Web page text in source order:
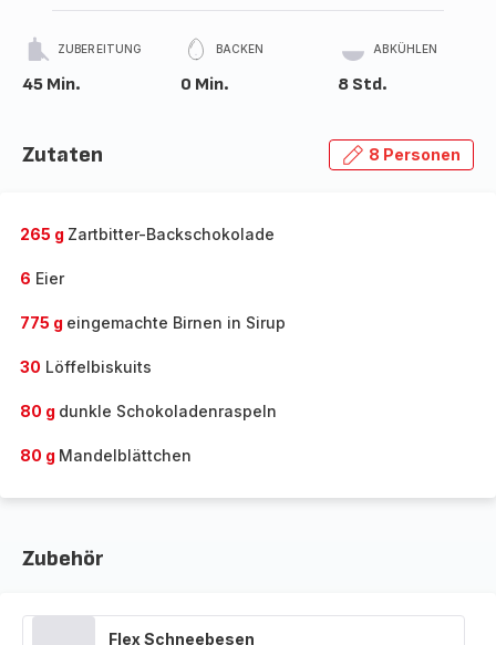
ZUBEREITUNG
45 Min.
BACKEN
0 Min.
ABKÜHLEN
8 Std.
Zutaten 8 Personen
265 g Zartbitter-Backschokolade
6 Eier
775 g eingemachte Birnen in Sirup
30 Löffelbiskuits
80 g dunkle Schokoladenraspeln
80 g Mandelblättchen
Zubehör
Flex Schneebesen